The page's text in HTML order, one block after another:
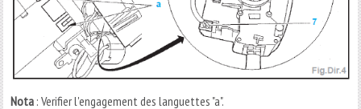
Nota : Verifier l'engagement des languettes "a".